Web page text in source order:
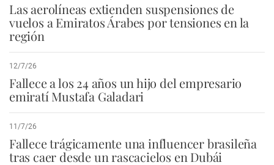
Las aerolíneas extienden suspensiones de
vuelos a Emiratos Árabes por tensiones en la
región
12/7/26
Fallece a los 24 años un hijo del empresario
emiratí Mustafa Galadari
11/7/26
Fallece trágicamente una influencer brasileña
tras caer desde un rascacielos en Dubái